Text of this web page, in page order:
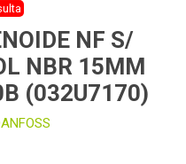
NF S/
NBR 15MM
(032U7170)